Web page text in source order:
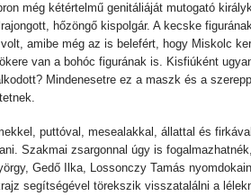
még kétértelmű genitáliáját mutogató
hőzöngő kispolgár. A kecske
amibe még az is belefért, hogy Miskolc
van a bohóc figurának is. Kisfiúként
Mindenesetre ez a maszk és a
puttóval, mesealakkal, állattal és
Szakmai zsargonnal úgy is
Gedő Ilka, Lossonczy Tamás
segítségével törekszik visszatalálni a